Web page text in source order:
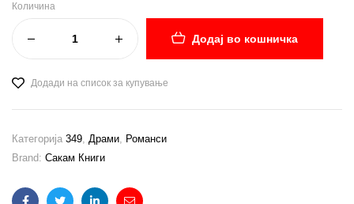
Количина
Додај во кошничка
Додади на список за купување
Категорија 349, Драми, Романси
Brand: Сакам Книги